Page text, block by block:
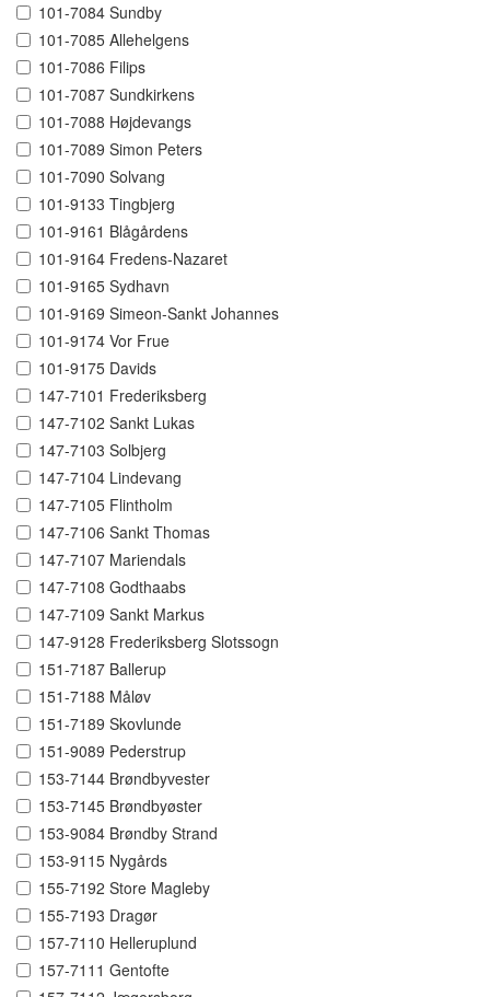
101-7084 Sundby
101-7085 Allehelgens
101-7086 Filips
101-7087 Sundkirkens
101-7088 Højdevangs
101-7089 Simon Peters
101-7090 Solvang
101-9133 Tingbjerg
101-9161 Blågårdens
101-9164 Fredens-Nazaret
101-9165 Sydhavn
101-9169 Simeon-Sankt Johannes
101-9174 Vor Frue
101-9175 Davids
147-7101 Frederiksberg
147-7102 Sankt Lukas
147-7103 Solbjerg
147-7104 Lindevang
147-7105 Flintholm
147-7106 Sankt Thomas
147-7107 Mariendals
147-7108 Godthaabs
147-7109 Sankt Markus
147-9128 Frederiksberg Slotssogn
151-7187 Ballerup
151-7188 Måløv
151-7189 Skovlunde
151-9089 Pederstrup
153-7144 Brøndbyvester
153-7145 Brøndbyøster
153-9084 Brøndby Strand
153-9115 Nygårds
155-7192 Store Magleby
155-7193 Dragør
157-7110 Helleruplund
157-7111 Gentofte